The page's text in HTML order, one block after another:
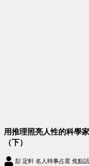
用推理照亮人性的科學
（下）
彭 定軒 名人時事占星 焦點